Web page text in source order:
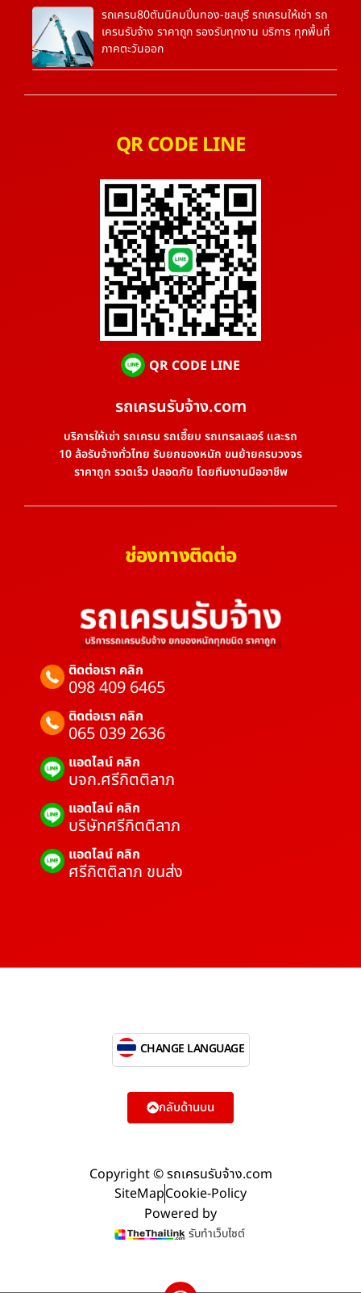
รถเครน80ตันนิคมปิ่นทอง-ชลบุรี รถเครนให้เช่า รถ
เครนรับจ้าง ราคาถูก รองรับทุกงาน บริการ ทุกพื้นที่
ภาคตะวันออก
QR CODE LINE
QR CODE LINE
รถเครนรับจ้าง.com
บริการให้เช่า รถเครน รถเฮี๊ยบ รถเทรลเลอร์ และรถ
10 ล้อรับจ้างทั่วไทย รับยกของหนัก ขนย้ายครบวงจร
ราคาถูก รวดเร็ว ปลอดภัย โดยทีมงานมืออาชีพ
ช่องทางติดต่อ
ติดต่อเรา คลิก
098 409 6465
ติดต่อเรา คลิก
065 039 2636
แอดไลน์ คลิก
บจก.ศรีกิตติลาภ
แอดไลน์ คลิก
บริษัทศรีกิตติลาภ
แอดไลน์ คลิก
ศรีกิตติลาภ ขนส่ง
Copyright © รถเครนรับจ้าง.com
SiteMapCookie-Policy
Powered by
รับทำเว็บไซต์
CHANGE LANGUAGE
กลับด้านบน